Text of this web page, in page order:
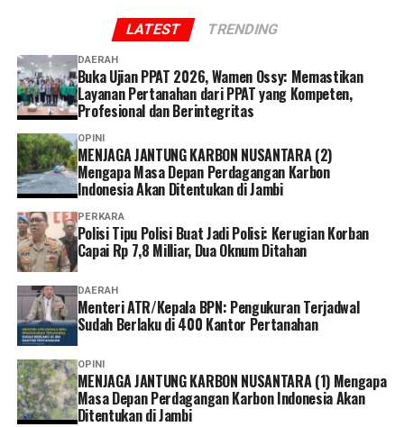
Reporter:
LATEST TRENDING
DAERAH
Buka Ujian PPAT 2026, Wamen Ossy: Memastikan
Layanan Pertanahan dari PPAT yang Kompeten,
Profesional dan Berintegritas
OPINI
MENJAGA JANTUNG KARBON NUSANTARA (2)
Mengapa Masa Depan Perdagangan Karbon
Indonesia Akan Ditentukan di Jambi
PERKARA
Polisi Tipu Polisi Buat Jadi Polisi: Kerugian Korban
Capai Rp 7,8 Milliar, Dua Oknum Ditahan
DAERAH
Menteri ATR/Kepala BPN: Pengukuran Terjadwal
Sudah Berlaku di 400 Kantor Pertanahan
OPINI
MENJAGA JANTUNG KARBON NUSANTARA (1) Mengapa
Masa Depan Perdagangan Karbon Indonesia Akan
Ditentukan di Jambi